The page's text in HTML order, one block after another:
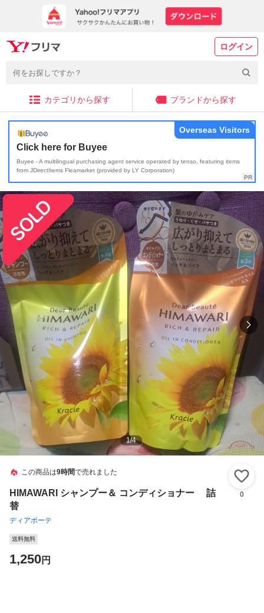
ログイン
カテゴリから探す ブランドから探す
Click here for Buyee
Buyee - A multilingual purchasing agent service operated by tenso, featuring items
from JDirectItems Fleamarket (provided by LY Corporation)
Overseas Visitors
1/4
この商品は9時間で売れました
HIMAWARI シャンプー＆ コンディショナー 詰
替
ディアボーテ
0
送料無料
1,250円